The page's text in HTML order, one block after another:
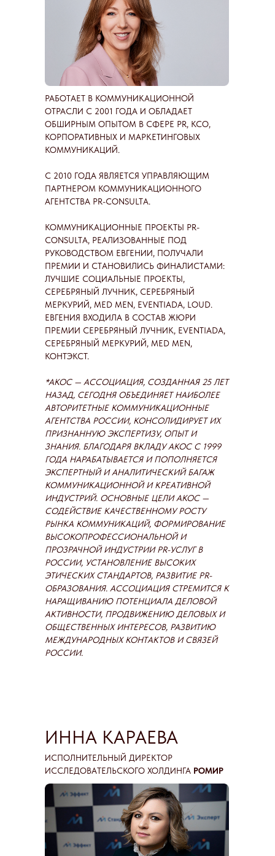
РАБОТАЕТ В КОММУНИКАЦИОННОЙ
ОТРАСЛИ С 2001 ГОДА И ОБЛАДАЕТ
ОБШИРНЫМ ОПЫТОМ В СФЕРЕ PR, КСО,
КОРПОРАТИВНЫХ И МАРКЕТИНГОВЫХ
КОММУНИКАЦИЙ.
С 2010 ГОДА ЯВЛЯЕТСЯ УПРАВЛЯЮЩИМ
ПАРТНЕРОМ КОММУНИКАЦИОННОГО
АГЕНТСТВА PR-CONSULTA.
КОММУНИКАЦИОННЫЕ ПРОЕКТЫ PR-
CONSULTA, РЕАЛИЗОВАННЫЕ ПОД
РУКОВОДСТВОМ ЕВГЕНИИ, ПОЛУЧАЛИ
ПРЕМИИ И СТАНОВИЛИСЬ ФИНАЛИСТАМИ:
ЛУЧШИЕ СОЦИАЛЬНЫЕ ПРОЕКТЫ,
СЕРЕБРЯНЫЙ ЛУЧНИК, СЕРЕБРЯНЫЙ
МЕРКУРИЙ, MED MEN, EVENTIADA, LOUD.
ЕВГЕНИЯ ВХОДИЛА В СОСТАВ ЖЮРИ
ПРЕМИИ СЕРЕБРЯНЫЙ ЛУЧНИК, EVENTIADA,
СЕРЕБРЯНЫЙ МЕРКУРИЙ, MED MEN,
КОНТЭКСТ.
*АКОС — АССОЦИАЦИЯ, СОЗДАННАЯ 25 ЛЕТ
НАЗАД, СЕГОДНЯ ОБЪЕДИНЯЕТ НАИБОЛЕЕ
АВТОРИТЕТНЫЕ КОММУНИКАЦИОННЫЕ
АГЕНТСТВА РОССИИ, КОНСОЛИДИРУЕТ ИХ
ПРИЗНАННУЮ ЭКСПЕРТИЗУ, ОПЫТ И
ЗНАНИЯ. БЛАГОДАРЯ ВКЛАДУ АКОС С 1999
ГОДА НАРАБАТЫВАЕТСЯ И ПОПОЛНЯЕТСЯ
ЭКСПЕРТНЫЙ И АНАЛИТИЧЕСКИЙ БАГАЖ
КОММУНИКАЦИОННОЙ И КРЕАТИВНОЙ
ИНДУСТРИЙ. ОСНОВНЫЕ ЦЕЛИ АКОС —
СОДЕЙСТВИЕ КАЧЕСТВЕННОМУ РОСТУ
РЫНКА КОММУНИКАЦИЙ, ФОРМИРОВАНИЕ
ВЫСОКОПРОФЕССИОНАЛЬНОЙ И
ПРОЗРАЧНОЙ ИНДУСТРИИ PR-УСЛУГ В
РОССИИ, УСТАНОВЛЕНИЕ ВЫСОКИХ
ЭТИЧЕСКИХ СТАНДАРТОВ, РАЗВИТИЕ PR-
ОБРАЗОВАНИЯ. АССОЦИАЦИЯ СТРЕМИТСЯ К
НАРАЩИВАНИЮ ПОТЕНЦИАЛА ДЕЛОВОЙ
АКТИВНОСТИ, ПРОДВИЖЕНИЮ ДЕЛОВЫХ И
ОБЩЕСТВЕННЫХ ИНТЕРЕСОВ, РАЗВИТИЮ
МЕЖДУНАРОДНЫХ КОНТАКТОВ И СВЯЗЕЙ
РОССИИ.
ИСПОЛНИТЕЛЬНЫЙ ДИРЕКТОР
ИССЛЕДОВАТЕЛЬСКОГО ХОЛДИНГА РОМИР
ИННА КАРАЕВА